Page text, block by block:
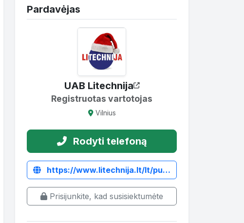
Pardavėjas
UAB Litechnija
Registruotas vartotojas
Vilnius
Rodyti telefoną
https://www.litechnija.lt/lt/puspriekabes/4859-puspriekabe-sansen-2t4w-2000-kg.html
Prisijunkite, kad susisiektumėte